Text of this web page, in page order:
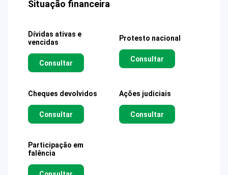
Situação financeira
Dívidas ativas e
vencidas
Consultar
Protesto nacional
Consultar
Cheques devolvidos
Consultar
Ações judiciais
Consultar
Participação em
falência